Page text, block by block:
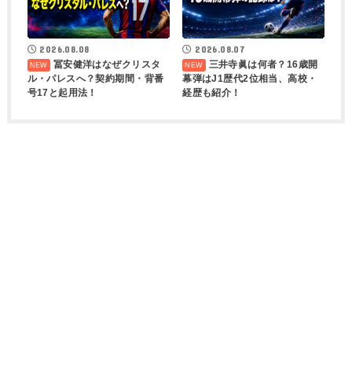
2026.08.08
冨安健洋はなぜクリスタ
ル・パレスへ？契約期間・背番
号17と起用法！
2026.08.07
三井寺眞は何者？16歳開
幕弾はJ1歴代2位相当、高校・
経歴も紹介！